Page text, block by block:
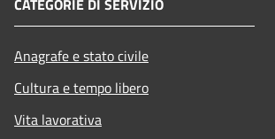
Anagrafe e stato civile
Cultura e tempo libero
Vita lavorativa